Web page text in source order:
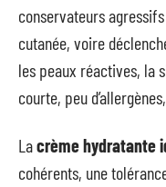
conservateurs
cutanée, voire
les peaux réactives, la
courte, peu
Lacrème hydratante
cohérents, une